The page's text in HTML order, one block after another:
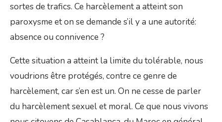
sortes de trafics. Ce harcèlement a atteint son
paroxysme et on se demande s’il y a une autorité:
absence ou connivence ?
Cette situation a atteint la limite du tolérable, nous
voudrions être protégés, contre ce genre de
harcèlement, car s’en est un. On ne cesse de parler
du harcèlement sexuel et moral. Ce que nous vivons